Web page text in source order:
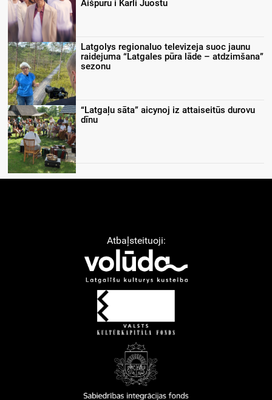
Aišpuru i Kārli Juostu
Latgolys regionaluo televizeja suoc jaunu
raidejuma “Latgales pūra lāde – atdzimšana”
sezonu
“Latgaļu sāta” aicynoj iz attaiseitūs durovu
dīnu
Atbaļsteituoji: